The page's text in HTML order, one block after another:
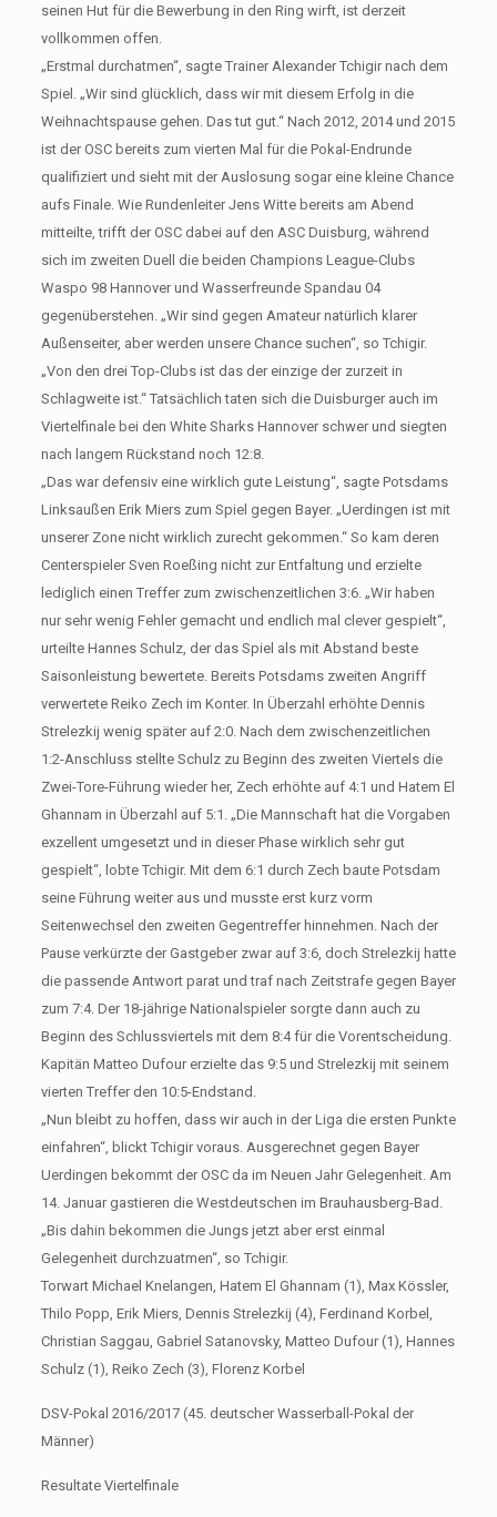
seinen Hut für die Bewerbung in den Ring wirft, ist derzeit
vollkommen offen.
„Erstmal durchatmen“, sagte Trainer Alexander Tchigir nach dem
Spiel. „Wir sind glücklich, dass wir mit diesem Erfolg in die
Weihnachtspause gehen. Das tut gut.“ Nach 2012, 2014 und 2015
ist der OSC bereits zum vierten Mal für die Pokal-Endrunde
qualifiziert und sieht mit der Auslosung sogar eine kleine Chance
aufs Finale. Wie Rundenleiter Jens Witte bereits am Abend
mitteilte, trifft der OSC dabei auf den ASC Duisburg, während
sich im zweiten Duell die beiden Champions League-Clubs
Waspo 98 Hannover und Wasserfreunde Spandau 04
gegenüberstehen. „Wir sind gegen Amateur natürlich klarer
Außenseiter, aber werden unsere Chance suchen“, so Tchigir.
„Von den drei Top-Clubs ist das der einzige der zurzeit in
Schlagweite ist.“ Tatsächlich taten sich die Duisburger auch im
Viertelfinale bei den White Sharks Hannover schwer und siegten
nach langem Rückstand noch 12:8.
„Das war defensiv eine wirklich gute Leistung“, sagte Potsdams
Linksaußen Erik Miers zum Spiel gegen Bayer. „Uerdingen ist mit
unserer Zone nicht wirklich zurecht gekommen.“ So kam deren
Centerspieler Sven Roeßing nicht zur Entfaltung und erzielte
lediglich einen Treffer zum zwischenzeitlichen 3:6. „Wir haben
nur sehr wenig Fehler gemacht und endlich mal clever gespielt“,
urteilte Hannes Schulz, der das Spiel als mit Abstand beste
Saisonleistung bewertete. Bereits Potsdams zweiten Angriff
verwertete Reiko Zech im Konter. In Überzahl erhöhte Dennis
Strelezkij wenig später auf 2:0. Nach dem zwischenzeitlichen
1:2-Anschluss stellte Schulz zu Beginn des zweiten Viertels die
Zwei-Tore-Führung wieder her, Zech erhöhte auf 4:1 und Hatem El
Ghannam in Überzahl auf 5:1. „Die Mannschaft hat die Vorgaben
exzellent umgesetzt und in dieser Phase wirklich sehr gut
gespielt“, lobte Tchigir. Mit dem 6:1 durch Zech baute Potsdam
seine Führung weiter aus und musste erst kurz vorm
Seitenwechsel den zweiten Gegentreffer hinnehmen. Nach der
Pause verkürzte der Gastgeber zwar auf 3:6, doch Strelezkij hatte
die passende Antwort parat und traf nach Zeitstrafe gegen Bayer
zum 7:4. Der 18-jährige Nationalspieler sorgte dann auch zu
Beginn des Schlussviertels mit dem 8:4 für die Vorentscheidung.
Kapitän Matteo Dufour erzielte das 9:5 und Strelezkij mit seinem
vierten Treffer den 10:5-Endstand.
„Nun bleibt zu hoffen, dass wir auch in der Liga die ersten Punkte
einfahren“, blickt Tchigir voraus. Ausgerechnet gegen Bayer
Uerdingen bekommt der OSC da im Neuen Jahr Gelegenheit. Am
14. Januar gastieren die Westdeutschen im Brauhausberg-Bad.
„Bis dahin bekommen die Jungs jetzt aber erst einmal
Gelegenheit durchzuatmen“, so Tchigir.
Torwart Michael Knelangen, Hatem El Ghannam (1), Max Kössler,
Thilo Popp, Erik Miers, Dennis Strelezkij (4), Ferdinand Korbel,
Christian Saggau, Gabriel Satanovsky, Matteo Dufour (1), Hannes
Schulz (1), Reiko Zech (3), Florenz Korbel
DSV-Pokal 2016/2017 (45. deutscher Wasserball-Pokal der
Männer)
Resultate Viertelfinale